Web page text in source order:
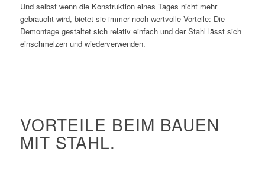
Und selbst wenn die Konstruktion eines Tages nicht mehr
gebraucht wird, bietet sie immer noch wertvolle Vorteile: Die
Demontage gestaltet sich relativ einfach und der Stahl lässt sich
einschmelzen und wiederverwenden.
VORTEILE BEIM BAUEN
MIT STAHL.